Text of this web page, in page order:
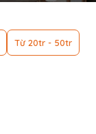
Từ 20tr - 50tr